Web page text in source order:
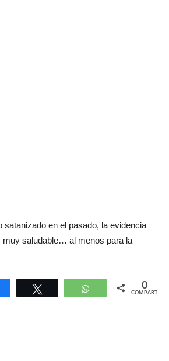
satanizado en el pasado, la evidencia
muy saludable… al menos para la
Compartir WhatsApp 0
COMPARTIR